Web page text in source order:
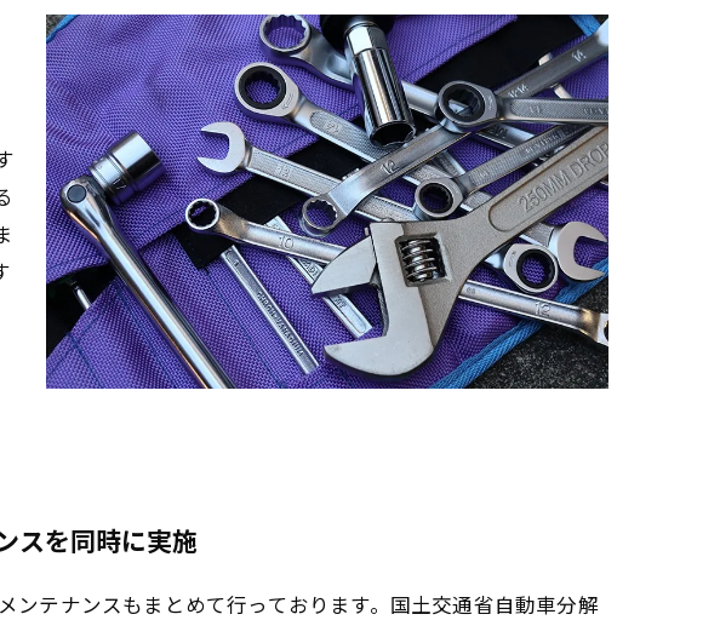
スを同時に実施
ンテナンスもまとめて行っております。国土交通省自動車分解